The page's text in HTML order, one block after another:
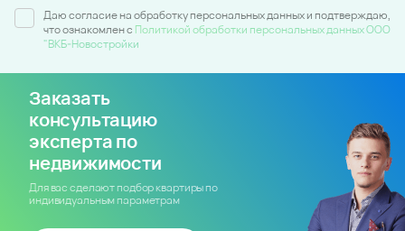
Даю согласие на обработку персональных данных и подтверждаю,
что ознакомлен c Политикой обработки персональных данных ООО
"ВКБ-Новостройки
Заказать
консультацию
эксперта по
недвижимости
Для вас сделают подбор квартиры по
индивидуальным параметрам